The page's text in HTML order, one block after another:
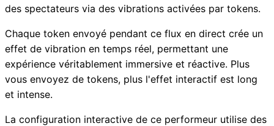
des spectateurs via des vibrations activées par tokens.
Chaque token envoyé pendant ce flux en direct crée un
effet de vibration en temps réel, permettant une
expérience véritablement immersive et réactive. Plus
vous envoyez de tokens, plus l'effet interactif est long
et intense.
La configuration interactive de ce performeur utilise des